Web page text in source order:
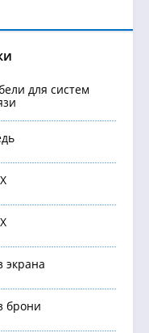
для систем
экрана
брони